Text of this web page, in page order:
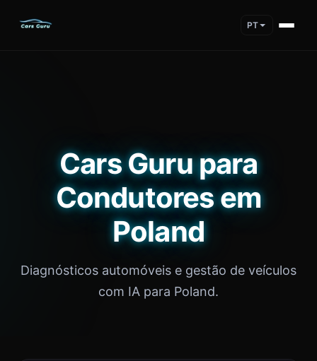
PT
Cars Guru para
Condutores em
Poland
Diagnósticos automóveis e gestão de veículos
com IA para Poland.